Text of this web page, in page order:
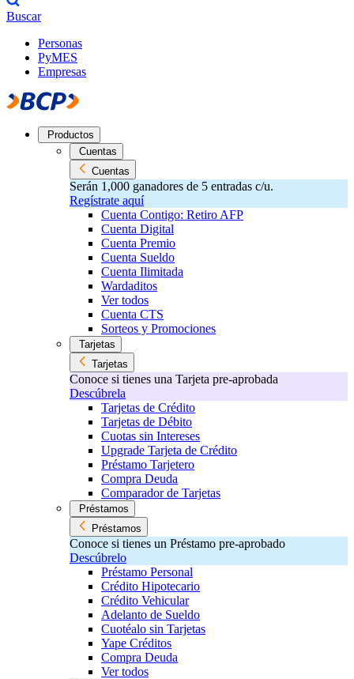
Buscar
Personas
PyMES
Empresas
Productos
Cuentas
Cuentas
Serán 1,000 ganadores de 5 entradas c/u.
Regístrate aquí
Cuenta Contigo: Retiro AFP
Cuenta Digital
Cuenta Premio
Cuenta Sueldo
Cuenta Ilimitada
Wardaditos
Ver todos
Cuenta CTS
Sorteos y Promociones
Tarjetas
Tarjetas
Conoce si tienes una Tarjeta pre-aprobada
Descúbrela
Tarjetas de Crédito
Tarjetas de Débito
Cuotas sin Intereses
Upgrade Tarjeta de Crédito
Préstamo Tarjetero
Compra Deuda
Comparador de Tarjetas
Préstamos
Préstamos
Conoce si tienes un Préstamo pre-aprobado
Descúbrelo
Préstamo Personal
Crédito Hipotecario
Crédito Vehicular
Adelanto de Sueldo
Cuotéalo sin Tarjetas
Yape Créditos
Compra Deuda
Ver todos